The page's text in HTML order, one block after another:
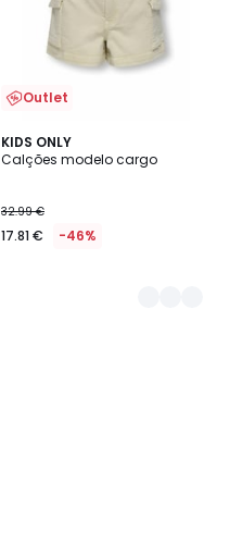
Outlet
KIDS ONLY
Calções modelo cargo
32.99 €
17.81 € -46%
2
Cores